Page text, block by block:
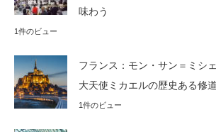
味わう
1件のビュー
フランス：モン・サン＝ミシ
大天使ミカエルの歴史ある修
1件のビュー